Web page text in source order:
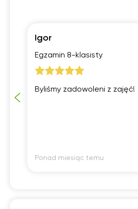
Igor
Egzamin 8-klasisty
Byliśmy zadowoleni z zajęć!
Ponad miesiąc temu